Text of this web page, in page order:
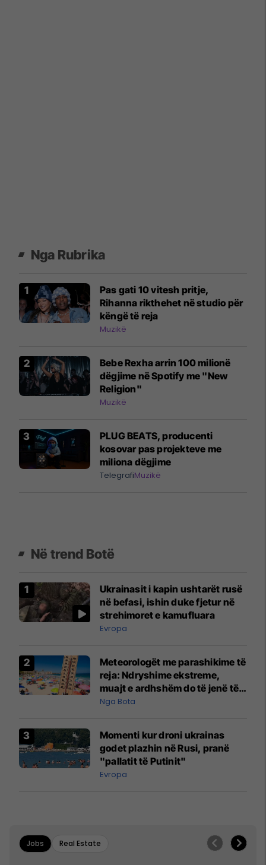
Nga Rubrika
Pas gati 10 vitesh pritje,
Rihanna rikthehet në studio për
këngë të reja
Muzikë
Bebe Rexha arrin 100 milionë
dëgjime në Spotify me "New
Religion"
Muzikë
PLUG BEATS, producenti
kosovar pas projekteve me
miliona dëgjime
TelegrafiMuzikë
Në trend Botë
Ukrainasit i kapin ushtarët rusë
në befasi, ishin duke fjetur në
strehimoret e kamufluara
Evropa
Meteorologët me parashikime të
reja: Ndryshime ekstreme,
muajt e ardhshëm do të jenë të
pazakontë
Nga Bota
Momenti kur droni ukrainas
godet plazhin në Rusi, pranë
"pallatit të Putinit"
Evropa
Jobs Real Estate